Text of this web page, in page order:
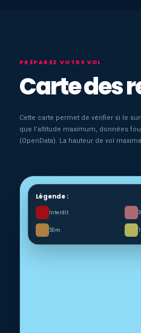
PRÉPAREZ VOTRE VOL
Carte des
Cette carte permet de vérifier si le
que l'altitude maximum, données
(OpenData). La hauteur de vol
Légende :
Interdit
50m